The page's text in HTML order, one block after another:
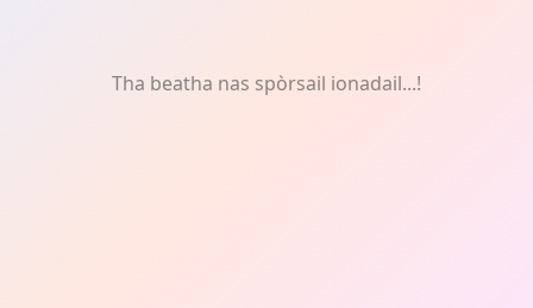
Tha beatha nas spòrsail ionadail...!